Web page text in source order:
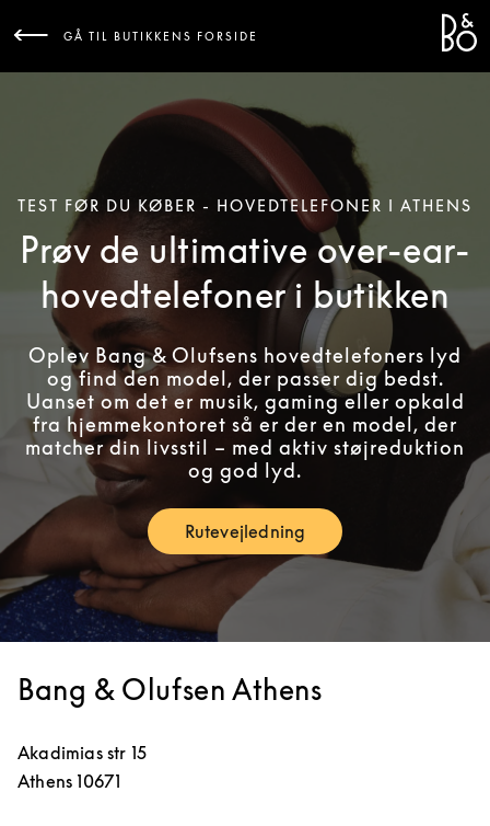
GÅ TIL BUTIKKENS FORSIDE
TEST FØR DU KØBER - HOVEDTELEFONER I ATHENS
Prøv de ultimative over-ear-
hovedtelefoner i butikken
Oplev Bang & Olufsens hovedtelefoners lyd
og find den model, der passer dig bedst.
Uanset om det er musik, gaming eller opkald
fra hjemmekontoret så er der en model, der
matcher din livsstil – med aktiv støjreduktion
og god lyd.
RutevejledningLink Opens in New Tab
Bang & Olufsen Athens
Akadimias str 15
Athens 10671